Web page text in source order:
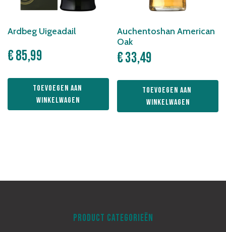
Ardbeg Uigeadail
€85,99
Toevoegen aan
winkelwagen
Auchentoshan American
Oak
€33,49
Toevoegen aan
winkelwagen
PRODUCT CATEGORIEËN